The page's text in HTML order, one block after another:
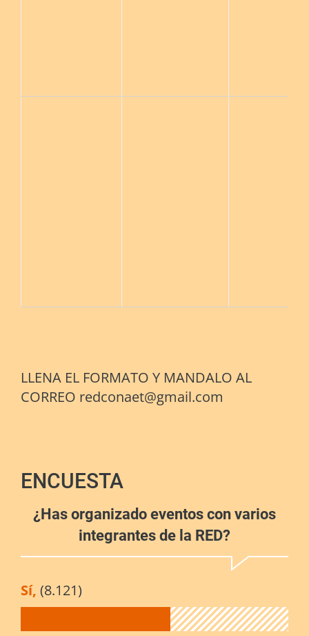
LLENA EL FORMATO Y MANDALO AL
CORREO redconaet@gmail.com
ENCUESTA
¿Has organizado eventos con varios
integrantes de la RED?
Sí, (8.121)